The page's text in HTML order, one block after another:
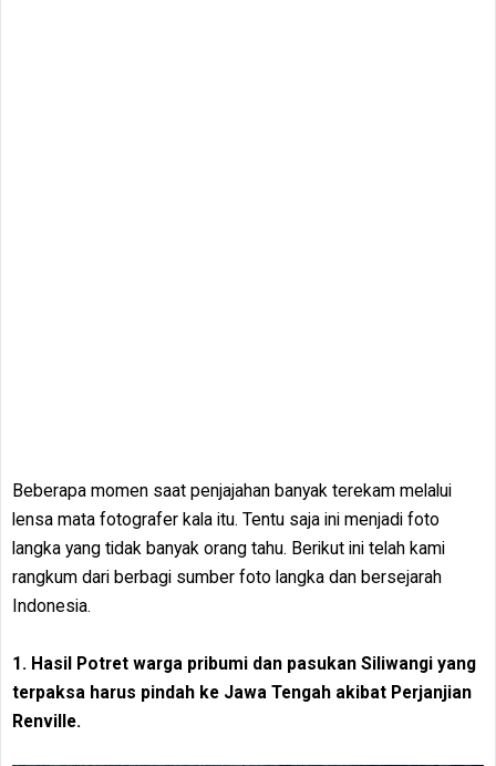
Beberapa momen saat penjajahan banyak terekam melalui
lensa mata fotografer kala itu. Tentu saja ini menjadi foto
langka yang tidak banyak orang tahu. Berikut ini telah kami
rangkum dari berbagi sumber foto langka dan bersejarah
Indonesia.
1. Hasil Potret warga pribumi dan pasukan Siliwangi yang
terpaksa harus pindah ke Jawa Tengah akibat Perjanjian
Renville.